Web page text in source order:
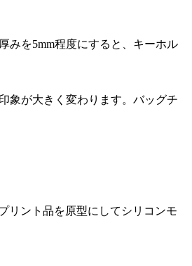
みを5mm程度にすると、キーホル
象が大きく変わります。バッグチ
リント品を原型にしてシリコンモ